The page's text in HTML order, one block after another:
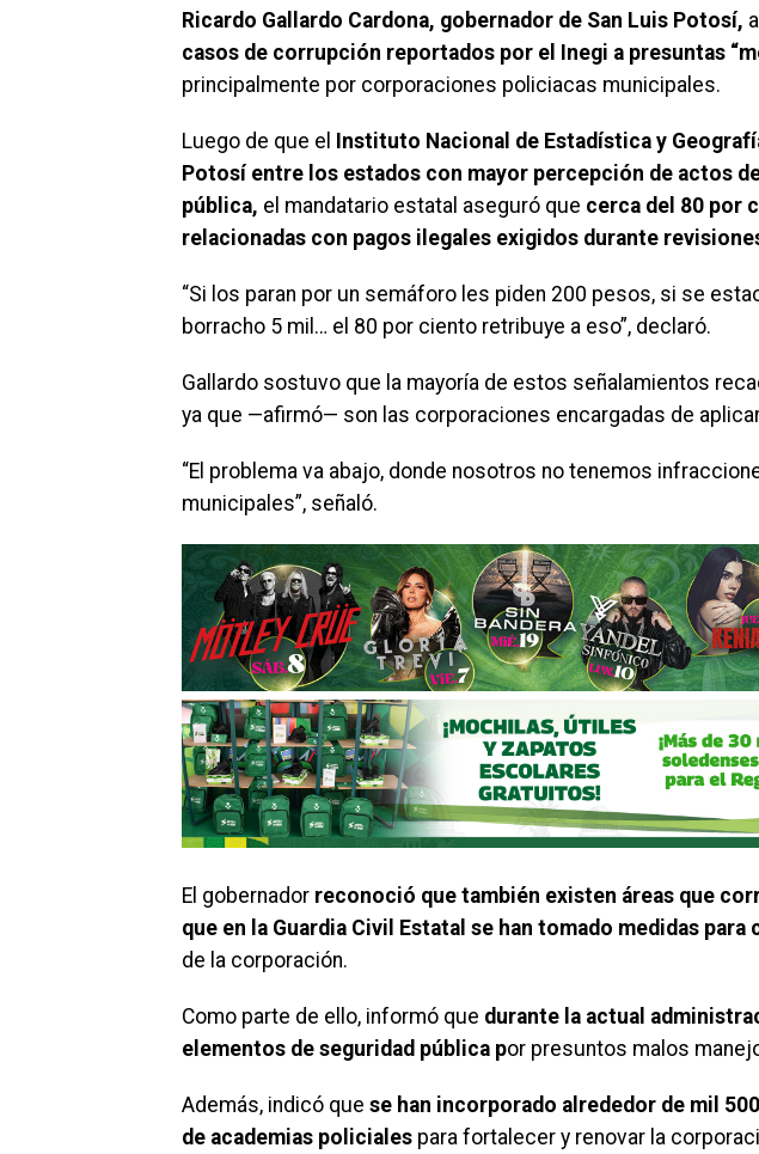
Ricardo Gallardo Cardona, gobernador de San Luis Potosí,
casos de corrupción reportados por el Inegi a presuntas
principalmente por corporaciones policiacas municipales.
Luego de que el Instituto Nacional de Estadística y
Potosí entre los estados con mayor percepción de actos
pública, el mandatario estatal aseguró que cerca del 80 por
relacionadas con pagos ilegales exigidos durante
“Si los paran por un semáforo les piden 200 pesos, si se
borracho 5 mil… el 80 por ciento retribuye a eso”, declaró.
Gallardo sostuvo que la mayoría de estos señalamientos
ya que —afirmó— son las corporaciones encargadas de
“El problema va abajo, donde nosotros no tenemos
municipales”, señaló.
El gobernador reconoció que también existen áreas que
que en la Guardia Civil Estatal se han tomado medidas
de la corporación.
Como parte de ello, informó que durante la actual
elementos de seguridad pública por presuntos malos
Además, indicó que se han incorporado alrededor de mil
de academias policiales para fortalecer y renovar la